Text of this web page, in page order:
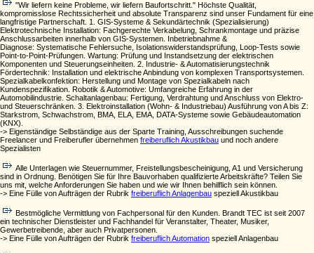
"Wir liefern keine Probleme, wir liefern Baufortschritt." Höchste Qualität,
kompromisslose Rechtssicherheit und absolute Transparenz sind unser Fundament für eine
langfristige Partnerschaft. 1. GIS-Systeme & Sekundärtechnik (Spezialisierung)
Elektrotechnische Installation: Fachgerechte Verkabelung, Schrankmontage und präzise
Anschlussarbeiten innerhalb von GIS-Systemen. Inbetriebnahme &
Diagnose: Systematische Fehlersuche, Isolationswiderstandsprüfung, Loop-Tests sowie
Point-to-Point-Prüfungen. Wartung: Prüfung und Instandsetzung der elektrischen
Komponenten und Steuerungseinheiten. 2. Industrie- & Automatisierungstechnik
Fördertechnik: Installation und elektrische Anbindung von komplexen Transportsystemen.
Spezialkabelkonfektion: Herstellung und Montage von Spezialkabeln nach
Kundenspezifikation. Robotik & Automotive: Umfangreiche Erfahrung in der
Automobilindustrie. Schaltanlagenbau: Fertigung, Verdrahtung und Anschluss von Elektro-
und Steuerschränken. 3. Elektroinstallation (Wohn- & Industriebau) Ausführung von A bis Z:
Starkstrom, Schwachstrom, BMA, ELA, EMA, DATA-Systeme sowie Gebäudeautomation
(KNX).
-> Eigenständige Selbständige aus der Sparte Training, Ausschreibungen suchende
Freelancer und Freiberufler übernehmen freiberuflich Akustikbau und noch andere
Spezialisten
Alle Unterlagen wie Steuernummer, Freistellungsbescheinigung, A1 und Versicherung
sind in Ordnung. Benötigen Sie für Ihre Bauvorhaben qualifizierte Arbeitskräfte? Teilen Sie
uns mit, welche Anforderungen Sie haben und wie wir Ihnen behilflich sein können.
-> Eine Fülle von Aufträgen der Rubrik freiberuflich Anlagenbau speziell Akustikbau
Bestmögliche Vermittlung von Fachpersonal für den Kunden. Brandt TEC ist seit 2007
ein technischer Dienstleister und Fachhandel für Veranstalter, Theater, Musiker,
Gewerbetreibende, aber auch Privatpersonen.
-> Eine Fülle von Aufträgen der Rubrik freiberuflich Automation speziell Anlagenbau